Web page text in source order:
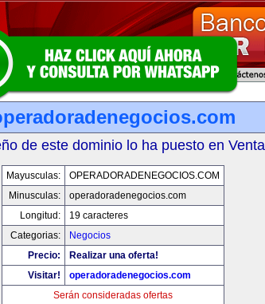
de este dominio lo ha puesto en Venta
Mayusculas:
OPERADORADENEGOCIOS.COM
Minusculas:
operadoradenegocios.com
Longitud:
19 caracteres
Categorias:
Negocios
Precio:
Realizar una oferta!
Visitar!
operadoradenegocios.com
Serán consideradas ofertas